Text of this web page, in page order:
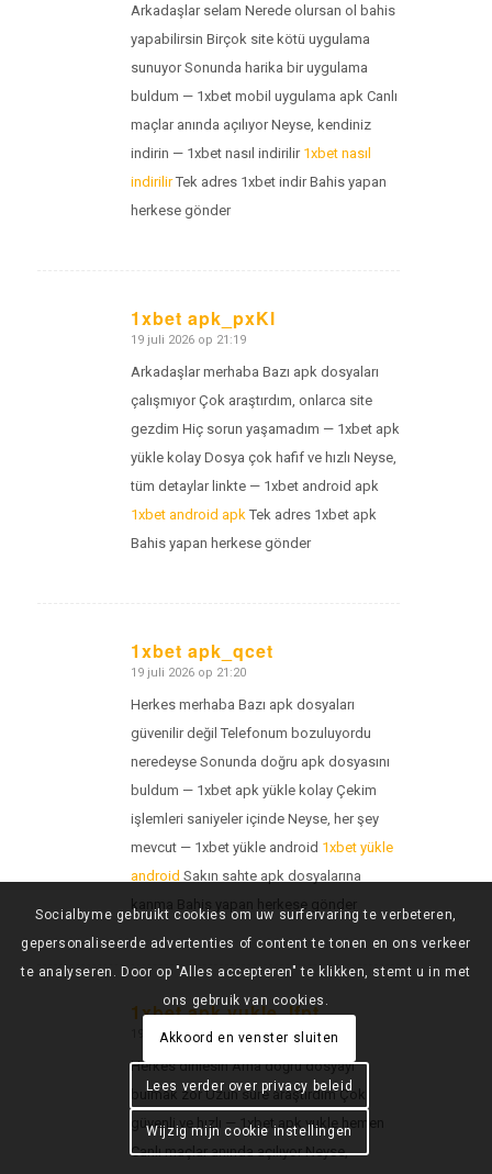
Arkadaşlar selam Nerede olursan ol bahis
yapabilirsin Birçok site kötü uygulama
sunuyor Sonunda harika bir uygulama
buldum — 1xbet mobil uygulama apk Canlı
maçlar anında açılıyor Neyse, kendiniz
indirin — 1xbet nasıl indirilir 1xbet nasıl
indirilirTek adres 1xbet indir Bahis yapan
herkese gönder
1xbet apk_pxKl
zegt:
19 juli 2026 op 21:19
Arkadaşlar merhaba Bazı apk dosyaları
çalışmıyor Çok araştırdım, onlarca site
gezdim Hiç sorun yaşamadım — 1xbet apk
yükle kolay Dosya çok hafif ve hızlı Neyse,
tüm detaylar linkte — 1xbet android apk
1xbet android apk Tek adres 1xbet apk
Bahis yapan herkese gönder
1xbet apk_qcet
zegt:
19 juli 2026 op 21:20
Herkes merhaba Bazı apk dosyaları
güvenilir değil Telefonum bozuluyordu
neredeyse Sonunda doğru apk dosyasını
buldum — 1xbet apk yükle kolay Çekim
işlemleri saniyeler içinde Neyse, her şey
mevcut — 1xbet yükle android 1xbet yükle
android Sakın sahte apk dosyalarına
kanma Bahis yapan herkese gönder
1xbet apk yukle_lfpt
zegt:
19 juli 2026 op 21:22
Herkes dinlesin Ama doğru dosyayı
bulmak zor Uzun süre araştırdım Çok
güvenli ve hızlı — 1xbet apk yukle hemen
Canlı maçlar anında açılıyor Neyse,
Socialbyme gebruikt cookies om uw surfervaring te verbeteren,
gepersonaliseerde advertenties of content te tonen en ons verkeer
te analyseren. Door op "Alles accepteren" te klikken, stemt u in met
ons gebruik van cookies.
Akkoord en venster sluiten
Lees verder over privacy beleid
Wijzig mijn cookie instellingen